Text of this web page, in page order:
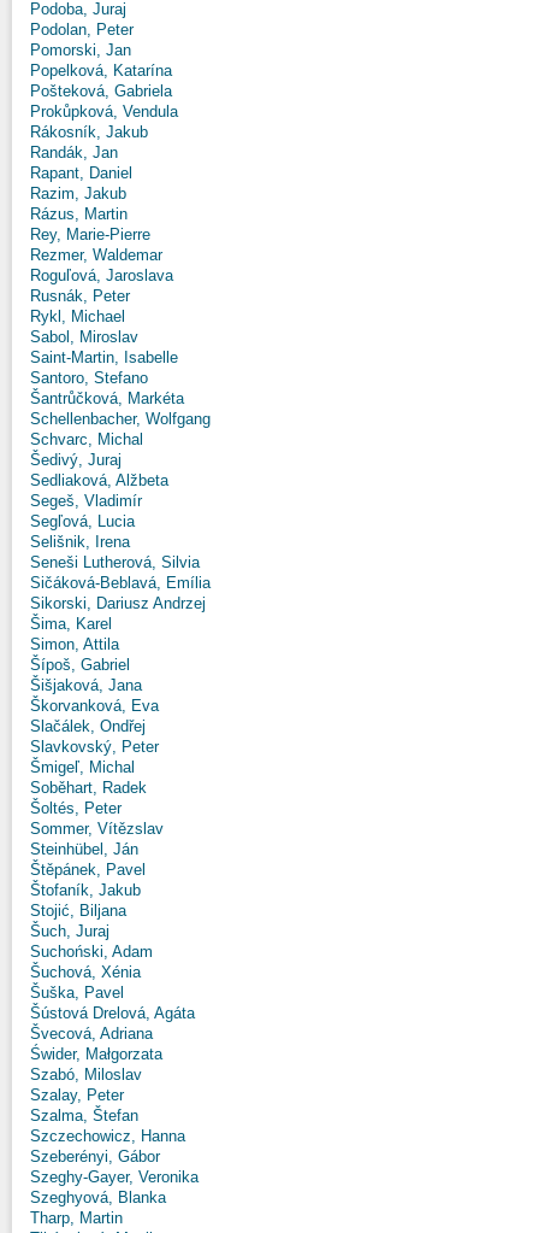
Podoba, Juraj
Podolan, Peter
Pomorski, Jan
Popelková, Katarína
Pošteková, Gabriela
Prokůpková, Vendula
Rákosník, Jakub
Randák, Jan
Rapant, Daniel
Razim, Jakub
Rázus, Martin
Rey, Marie-Pierre
Rezmer, Waldemar
Roguľová, Jaroslava
Rusnák, Peter
Rykl, Michael
Sabol, Miroslav
Saint-Martin, Isabelle
Santoro, Stefano
Šantrůčková, Markéta
Schellenbacher, Wolfgang
Schvarc, Michal
Šedivý, Juraj
Sedliaková, Alžbeta
Segeš, Vladimír
Segľová, Lucia
Selišnik, Irena
Seneši Lutherová, Silvia
Sičáková-Beblavá, Emília
Sikorski, Dariusz Andrzej
Šima, Karel
Simon, Attila
Šípoš, Gabriel
Šišjaková, Jana
Škorvanková, Eva
Slačálek, Ondřej
Slavkovský, Peter
Šmigeľ, Michal
Soběhart, Radek
Šoltés, Peter
Sommer, Vítězslav
Steinhübel, Ján
Štěpánek, Pavel
Štofaník, Jakub
Stojić, Biljana
Šuch, Juraj
Suchoński, Adam
Šuchová, Xénia
Šuška, Pavel
Šústová Drelová, Agáta
Švecová, Adriana
Świder, Małgorzata
Szabó, Miloslav
Szalay, Peter
Szalma, Štefan
Szczechowicz, Hanna
Szeberényi, Gábor
Szeghy-Gayer, Veronika
Szeghyová, Blanka
Tharp, Martin